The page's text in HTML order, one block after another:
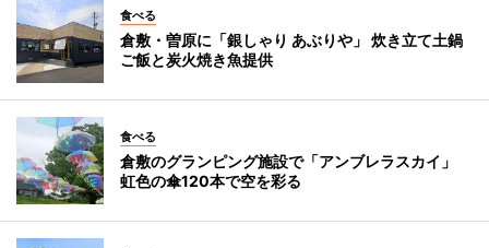
食べる
倉敷・曽原に「銀しゃり あぶりや」 炊き立て土鍋
ご飯と炭火焼き魚提供
食べる
倉敷のグランピング施設で「アンブレラスカイ」
虹色の傘120本で空を彩る